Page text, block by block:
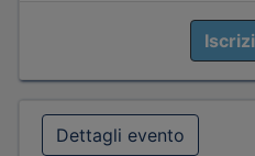
Dettagli evento